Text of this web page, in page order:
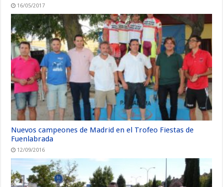
16/05/2017
Nuevos campeones de Madrid en el Trofeo Fiestas de
Fuenlabrada
12/09/2016